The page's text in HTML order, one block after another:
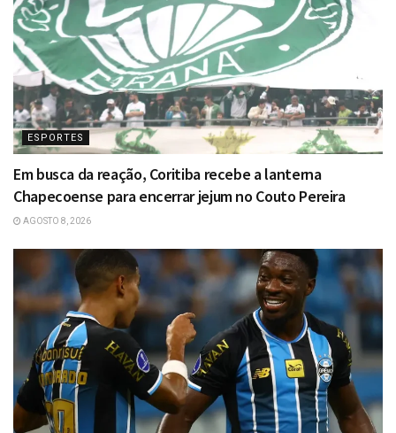
ESPORTES
Em busca da reação, Coritiba recebe a lanterna
Chapecoense para encerrar jejum no Couto Pereira
AGOSTO 8, 2026